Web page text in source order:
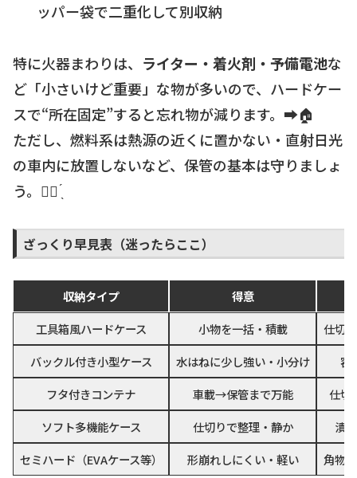
ッパー袋で二重化して別収納
特に火器まわりは、 ライター・着火剤・予備電池な
ど「小さいけど重要」な物が多いので、ハードケー
スで“所在固定”すると忘れ物が減ります。➡️🏠
ただし、燃料系は熱源の近くに置かない・直射日光
の車内に放置しないなど、保管の基本は守りましょ
う。☝🏻 ̖́
ざっくり早見表（迷ったらここ）
収納タイプ
得意
工具箱風ハードケース
小物を一括・積載
仕切
バックル付き小型ケース
水はねに少し強い・小分け
容
フタ付きコンテナ
車載→保管まで万能
仕切
ソフト多機能ケース
仕切りで整理・静か
潰
セミハード（EVAケース等）
形崩れしにくい・軽い 角物